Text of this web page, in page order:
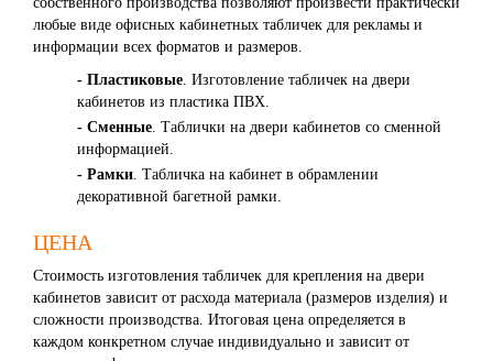
любые виде офисных кабинетных табличек для рекламы и
информации всех форматов и размеров.
- Пластиковые. Изготовление табличек на двери
кабинетов из пластика ПВХ.
- Сменные. Таблички на двери кабинетов со сменной
информацией.
- Рамки. Табличка на кабинет в обрамлении
декоративной багетной рамки.
ЦЕНА
Стоимость изготовления табличек для крепления на двери
кабинетов зависит от расхода материала (размеров изделия) и
сложности производства. Итоговая цена определяется в
каждом конкретном случае индивидуально и зависит от